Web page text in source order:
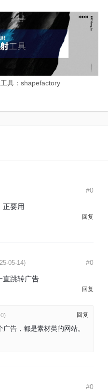
具：shapefactory
#0
正要用
回复
05-14) #0
直跳转广告
回复
告，都是素材类的网站。
回复
#0